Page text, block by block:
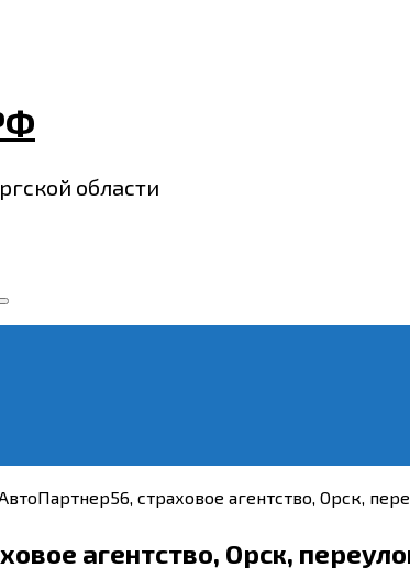
области
страховое агентство, Орск,
агентство, Орск,